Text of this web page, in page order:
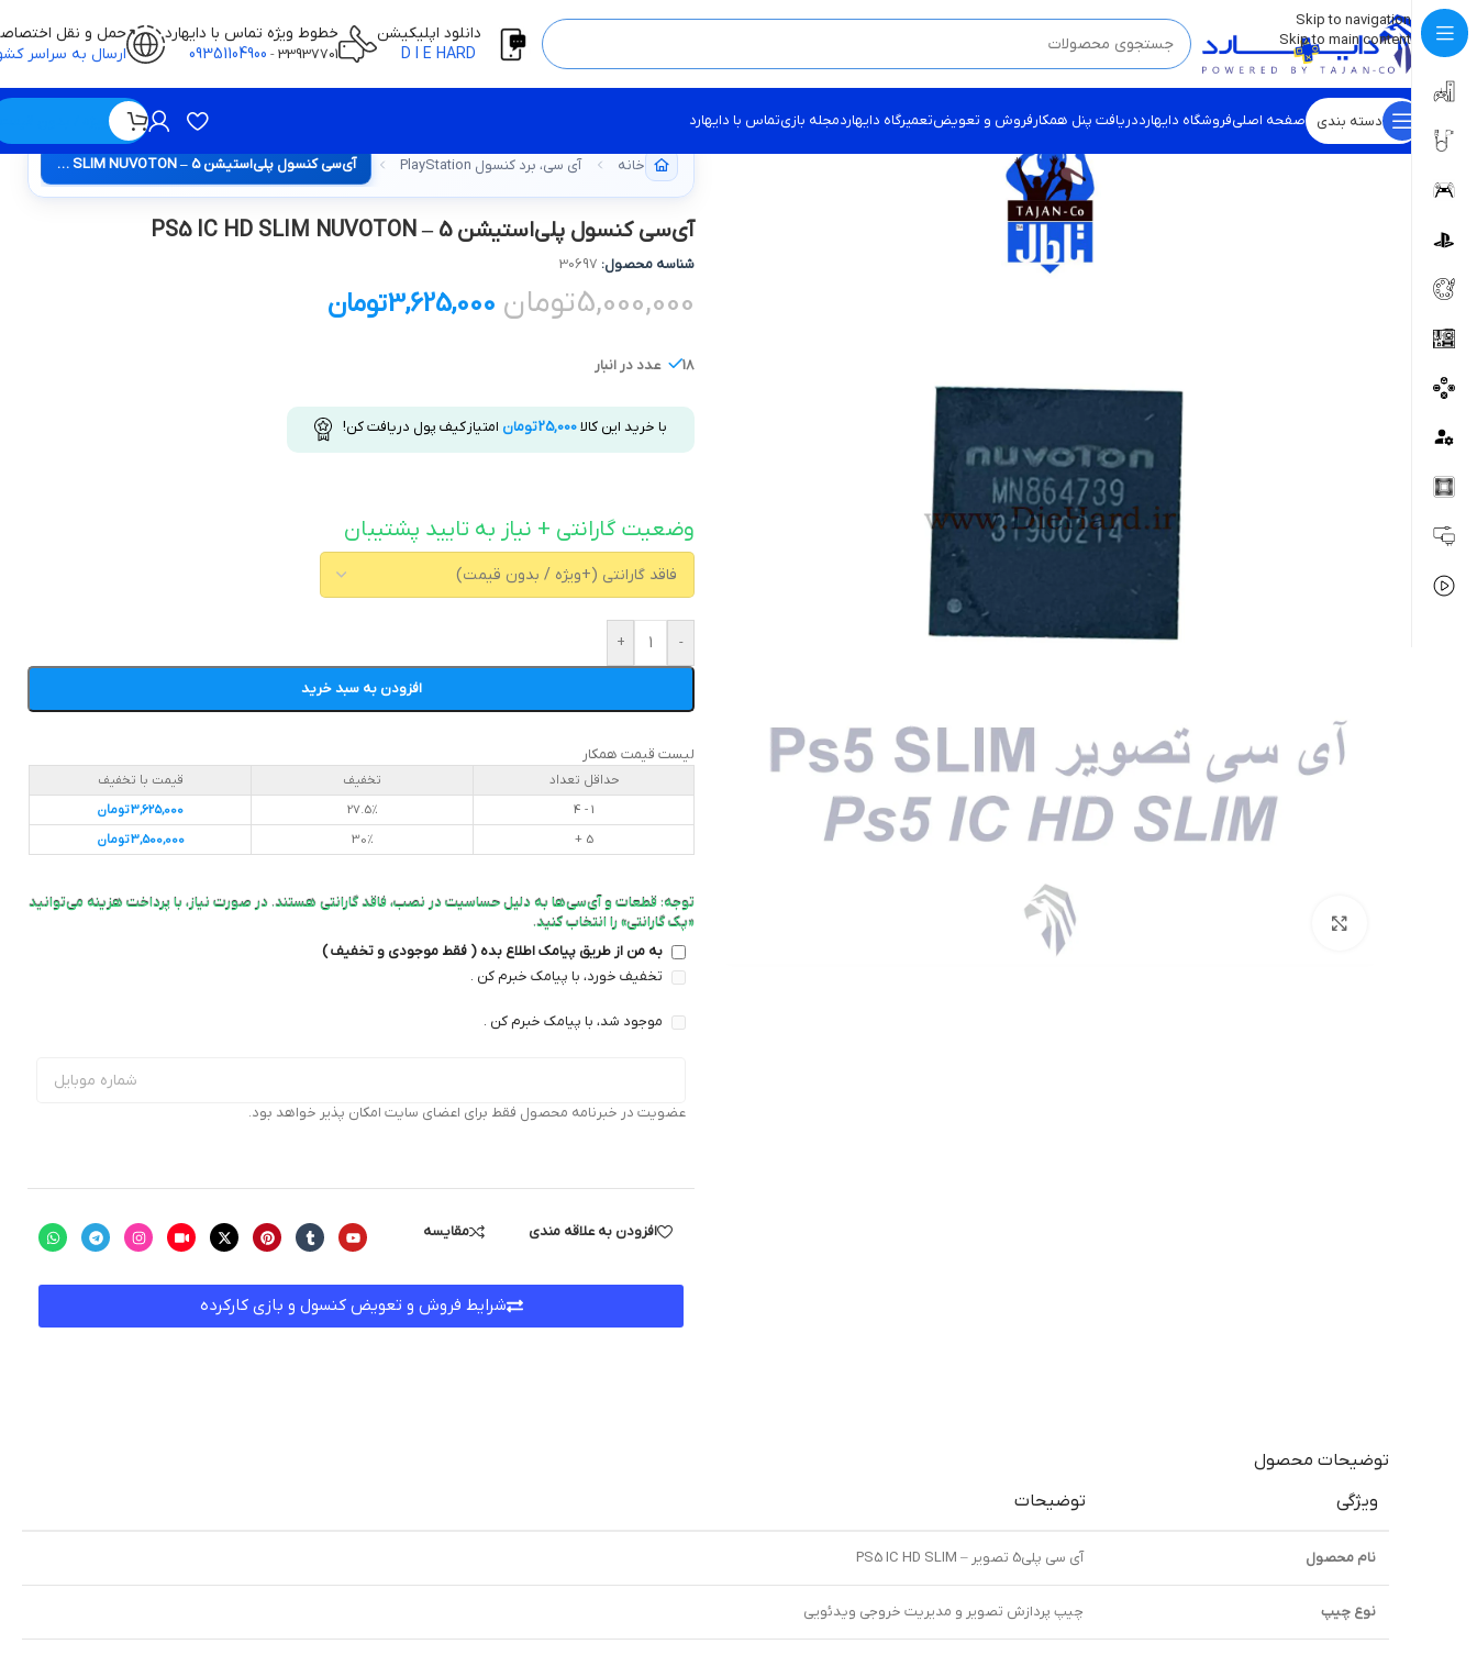
Skip to navigation
Skip to main content
💡برچسب و اسکین کنسول ها بروز شد . . . اینجا کیک کن !
دانلود اپلیکیشن
خطوط ویژه تماس با دایهارد
33937701
-
09351104900
حمل و نقل
ارسال به سراسر
دسته بندی صفحه اصلیفروشگاه دایهارددریافت پنل همکارفروش و تعویضتعمیرگاه دایهاردمجله بازیتماس با دایهارد
خانه آی سی، برد کنسول PlayStation آی‌سی کنسول پلی‌استیشن 5 – PS5 IC HD SLIM NUVOTON
آی‌سی کنسول پلی‌استیشن 5 – PS5 IC HD SLIM NUVOTON
شناسه محصول: 30697
5,000,000تومان 3,625,000تومان
18 عدد در انبار
با خرید این کالا25,000تومان امتیاز کیف پول دریافت کن!
وضعیت گارانتی + نیاز به تایید پشتیبان
-
+
افزودن به سبد خرید
لیست قیمت همکار
حداقل تعداد تخفیف
قیمت با تخفیف
1 - 4
27.5%
3,625,000تومان
5 +
30%
3,500,000تومان
توجه: قطعات و آی‌سی‌ها به دلیل حساسیت در نصب، فاقد گارانتی هستند. در صورت نیاز، با پرداخت هزینه می‌توانید
«پک گارانتی» را انتخاب کنید.
به من از طریق پیامک اطلاع بده ( فقط موجودی و تخفیف )
تخفیف خورد، با پیامک خبرم کن .
موجود شد، با پیامک خبرم کن .
عضویت در خبرنامه محصول فقط برای اعضای سایت امکان پذیر خواهد بود.
مقایسه افزودن به علاقه مندی
شرایط فروش و تعویض کنسول و بازی کارکرده
توضیحات محصول
ویژگی
توضیحات
نام محصول آي سی پلی5 تصویر – PS5 IC HD SLIM
نوع چیپ چیپ پردازش تصویر و مدیریت خروجی ویدئویی